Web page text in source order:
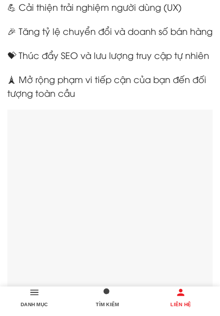
💪 Cải thiện trải nghiệm người dùng (UX)
🎉 Tăng tỷ lệ chuyển đổi và doanh số bán hàng
💝 Thúc đẩy SEO và lưu lượng truy cập tự nhiên
🗼 Mở rộng phạm vi tiếp cận của bạn đến đối
tượng toàn cầu
DANH MỤC TÌM KIẾM LIÊN HỆ